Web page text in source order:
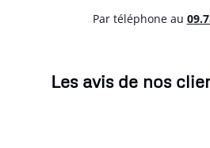
Par téléphone au 0
Les avis de nos